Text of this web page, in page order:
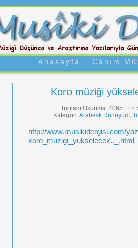
Anasayfa Canım
Koro müziği
Toplam Okunma: 4065 |
Kategori:Arabesk Dönüşüm,
http://www.musikidergisi.com/
koro_muzigi_yukselecek.._.html